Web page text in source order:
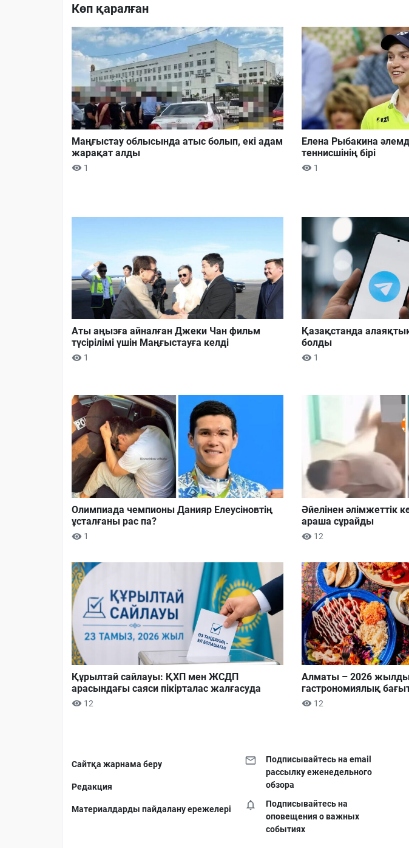
Көп қаралған
Маңғыстау облысында атыс болып, екі адам
жарақат алды
1
Елена Рыбакина
теннисшінің бірі
1
Аты аңызға айналған Джеки Чан фильм
түсірілімі үшін Маңғыстауға келді
1
Қазақстанда
болды
1
Олимпиада чемпионы Данияр Елеусіновтің
ұсталғаны рас па?
1
Әйелінен әлімжеттік
араша сұрайды
12
Құрылтай сайлауы: ҚХП мен ЖСДП
арасындағы саяси пікірталас жалғасуда
12
Алматы – 2026
гастрономиялық
12
Сайтқа жарнама беру
Редакция
Материалдарды пайдалану ережелері
Подписывайтесь на email
рассылку еженедельного
обзора
Подписывайтесь на
оповещения о важных
событиях